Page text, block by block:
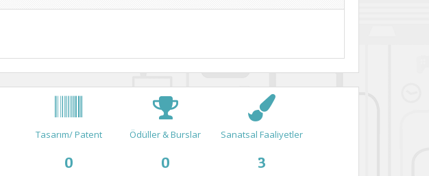
Tasarım/ Patent
0
Ödüller & Burslar
0
Sanatsal Faaliyetler
3